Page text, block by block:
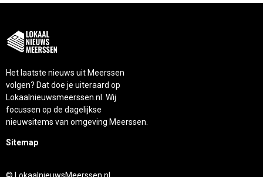
Het laatste nieuws uit Meerssen
volgen? Dat doe je uiteraard op
Lokaalnieuwsmeerssen.nl. Wij
focussen op de dagelijkse
nieuwsitems van omgeving Meerssen.
Sitemap
© LokaalnieuwsMeerssen.nl